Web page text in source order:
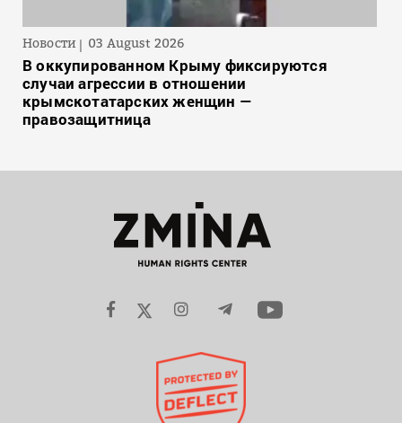
Новости 03 August 2026
В оккупированном Крыму фиксируются
случаи агрессии в отношении
крымскотатарских женщин —
правозащитница